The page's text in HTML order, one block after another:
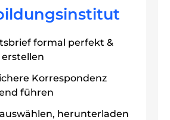
formal perfekt &
Korrespondenz
führen
herunterladen